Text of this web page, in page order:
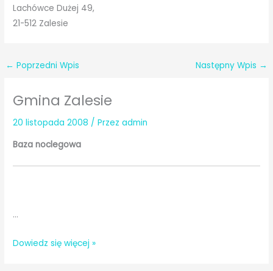
Lachówce Dużej 49,
21-512 Zalesie
← Poprzedni Wpis Następny Wpis →
Gmina Zalesie
20 listopada 2008 / Przezadmin
Baza noclegowa
…
Gmina
Dowiedz się więcej »